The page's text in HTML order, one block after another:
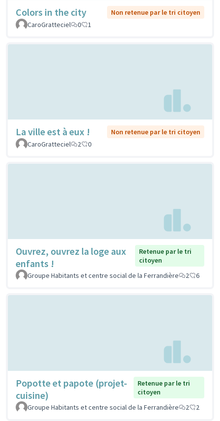
Colors in the city
Non retenue par le tri citoyen
CaroGratteciel
0 1
La ville est à eux !
Non retenue par le tri citoyen
CaroGratteciel
2 0
Ouvrez, ouvrez la loge aux
enfants !
Retenue par le tri
citoyen
Groupe Habitants et centre social de la Ferrandière
2 6
Popotte et papote (projet-
cuisine)
Retenue par le tri
citoyen
Groupe Habitants et centre social de la Ferrandière
2 2